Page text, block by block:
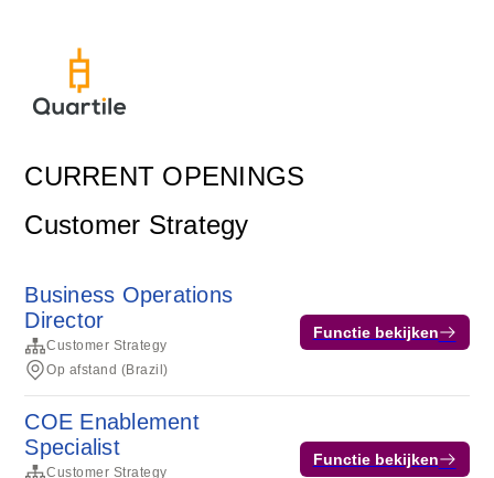
CURRENT OPENINGS
Customer Strategy
Business Operations
Director
Customer Strategy
Op afstand (Brazil)
Functie bekijken
COE Enablement
Specialist
Customer Strategy
Functie bekijken